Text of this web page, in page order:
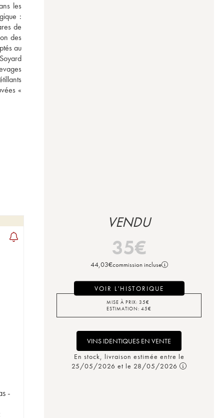
les
:
de
des
au
«
-
VENDU
35€
44,03€commission incluse
VOIR L'HISTORIQUE
MISE À PRIX: 35€
ESTIMATION: 45€
VINS IDENTIQUES EN VENTE
En stock, livraison estimée entre le
25/05/2026 et le 28/05/2026